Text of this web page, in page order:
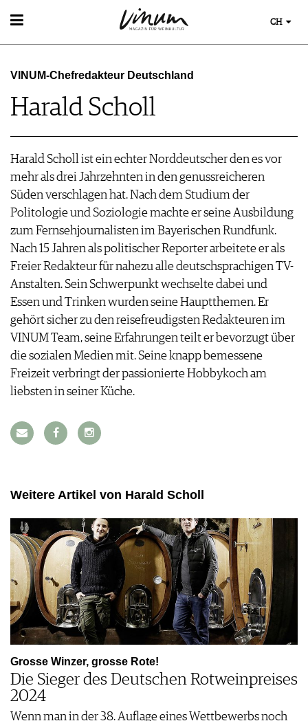
WEIN
WINETRADECLUB
WINZER
WEINE DES MONATS
TRINKREIFETABELLE
WEINWISSEN
WEINREGIONEN
WEINLEXIKON
INFOGRAFIKEN
TIPPS & TRICKS
NEWS
EVENTS
EVENT-BILDER
ESSEN & TRINKEN
FOOD PAIRING TIPPS
FOOD PAIRING TABELLE
KULINARIK
REZEPTE
HOTSPOTS
WEINREISEN
WINEGUIDES
KLARTEXT
EXTRAS
ABO
AUSGABE
ARCHIV
VORTEILSWELT
MEDIATHEK
APPS
VIDEOS
BÜCHER
PORTRAITS
ANMELDEN
VORTEILSWELT
TRINKREIFETABELLE
ABO
WEINSUCHE
NEWSLETTER
WINE TRADE CLUB
REDAKTION
JOBS
WERBUNG
PRESSE
IMPRESSUM
AGB & DATENSCHUTZ
FAQ
CH
VINUM-Chefredakteur Deutschland
Harald Scholl
Harald Scholl ist ein echter Norddeutscher den es vor
mehr als drei Jahrzehnten in den genussreicheren
Süden verschlagen hat. Nach dem Studium der
Politologie und Soziologie machte er seine Ausbildung
zum Fernsehjournalisten im Bayerischen Rundfunk.
Nach 15 Jahren als politischer Reporter arbeitete er als
Freier Redakteur für nahezu alle deutschsprachigen TV-
Anstalten. Sein Schwerpunkt wechselte dabei und
Essen und Trinken wurden seine Hauptthemen. Er
gehört sicher zu den reisefreudigsten Redakteuren im
VINUM Team, seine Erfahrungen teilt er bevorzugt über
die sozialen Medien mit. Seine knapp bemessene
Freizeit verbringt der passionierte Hobbykoch am
liebsten in seiner Küche.
Weitere Artikel von Harald Scholl
Grosse Winzer, grosse Rote!
Die Sieger des Deutschen Rotweinpreises
2024
Wenn man in der 38. Auflage eines Wettbewerbs noch